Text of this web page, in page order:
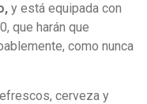
y está equipada con
que harán que
como nunca
cerveza y